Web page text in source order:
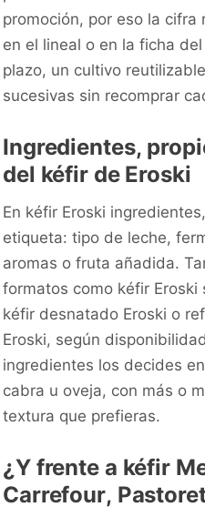
promoción, por eso la cifra
en el lineal o en la ficha
plazo, un cultivo
sucesivas sin recomprar
Ingredientes,
del kéfir de Eroski
En kéfir Eroski
etiqueta: tipo de leche,
aromas o fruta añadida.
formatos como kéfir Eroski
kéfir desnatado Eroski o
Eroski, según
ingredientes los decides
cabra u oveja, con más o
textura que prefieras.
¿Y frente a kéfir
Carrefour,